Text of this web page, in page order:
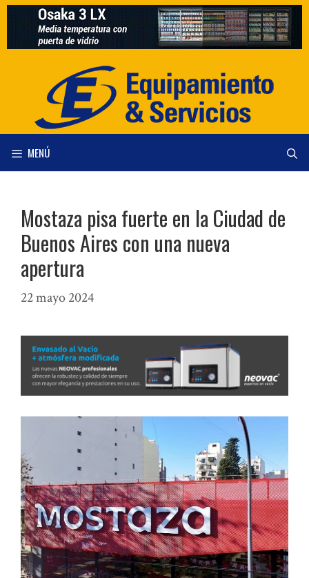
Saltar
contenido
MENÚ
Mostaza pisa fuerte en la Ciudad de
Buenos Aires con una nueva
apertura
22 mayo 2024